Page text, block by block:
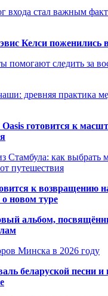
входа стал важным
Келси поженились
помогают следить за
древняя практика
готовится к
Стамбула: как выбрать
путешествия
к возвращению
о новом туре
альбом,
Минска в 2026 году
беларуской песни и